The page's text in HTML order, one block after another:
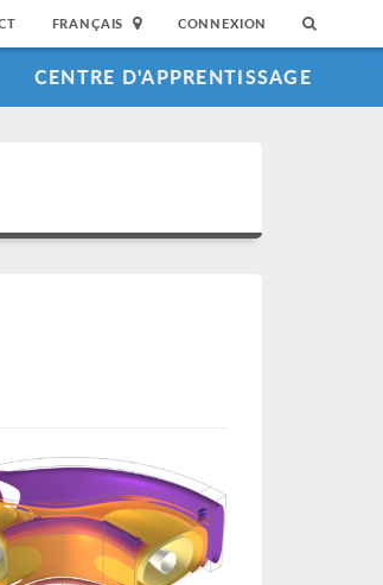
FRANÇAIS CONNEXION
CENTRE D'APPRENTISSAGE